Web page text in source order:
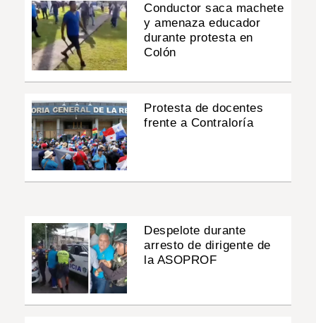
Conductor saca machete
y amenaza educador
durante protesta en
Colón
Protesta de docentes
frente a Contraloría
Despelote durante
arresto de dirigente de
la ASOPROF